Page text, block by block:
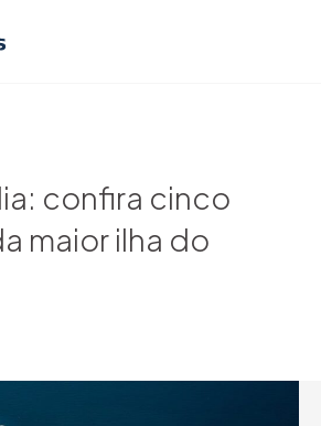
confira cinco
maior ilha do